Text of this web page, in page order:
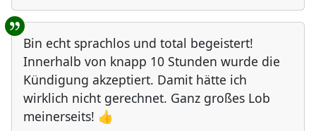
Bin echt sprachlos und total begeistert!
Innerhalb von knapp 10 Stunden wurde die
Kündigung akzeptiert. Damit hätte ich
wirklich nicht gerechnet. Ganz großes Lob
meinerseits! 👍